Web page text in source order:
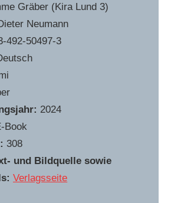
Gräber (Kira Lund 3)
Neumann
492-50497-3‎
2024
Book
308
und Bildquelle sowie
Verlagsseite